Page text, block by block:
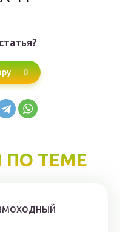
0
ТЕМЕ